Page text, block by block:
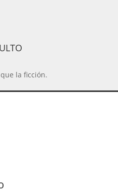
la ficción.